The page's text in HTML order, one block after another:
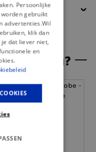
voor jou?
Persoonlijke
gebruikt
advertenties.Wil
klik dan
je dat liever niet,
en